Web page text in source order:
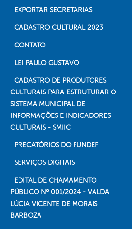
EXPORTAR SECRETARIAS
CADASTRO CULTURAL 2023
CONTATO
LEI PAULO GUSTAVO
CADASTRO DE PRODUTORES
CULTURAIS PARA ESTRUTURAR O
SISTEMA MUNICIPAL DE
INFORMAÇÕES E INDICADORES
CULTURAIS - SMIIC
PRECATÓRIOS DO FUNDEF
SERVIÇOS DIGITAIS
EDITAL DE CHAMAMENTO
PÚBLICO Nº 001/2024 - VALDA
LÚCIA VICENTE DE MORAIS
BARBOZA